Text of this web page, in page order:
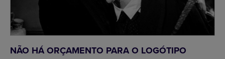
NÃO HÁ ORÇAMENTO PARA O LOGÓTIPO